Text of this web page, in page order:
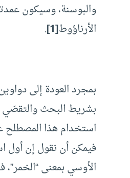
والبوسنة، وسيكون
الأرناؤوط[1]
.
بمجرد العودة إلى
بشريط البحث والتقصّي
استخدام هذا المصطلح
الأوسي بمعنى “الخمر”،